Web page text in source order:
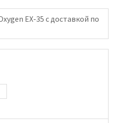
EX-35 с доставкой по